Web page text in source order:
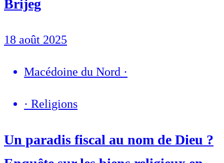
Brijeg
18 août 2025
Macédoine du Nord ·
· Religions
Un paradis fiscal au nom de Dieu ?